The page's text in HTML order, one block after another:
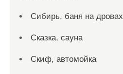
Сибирь, баня на дровах
Сказка, сауна
Скиф, автомойка